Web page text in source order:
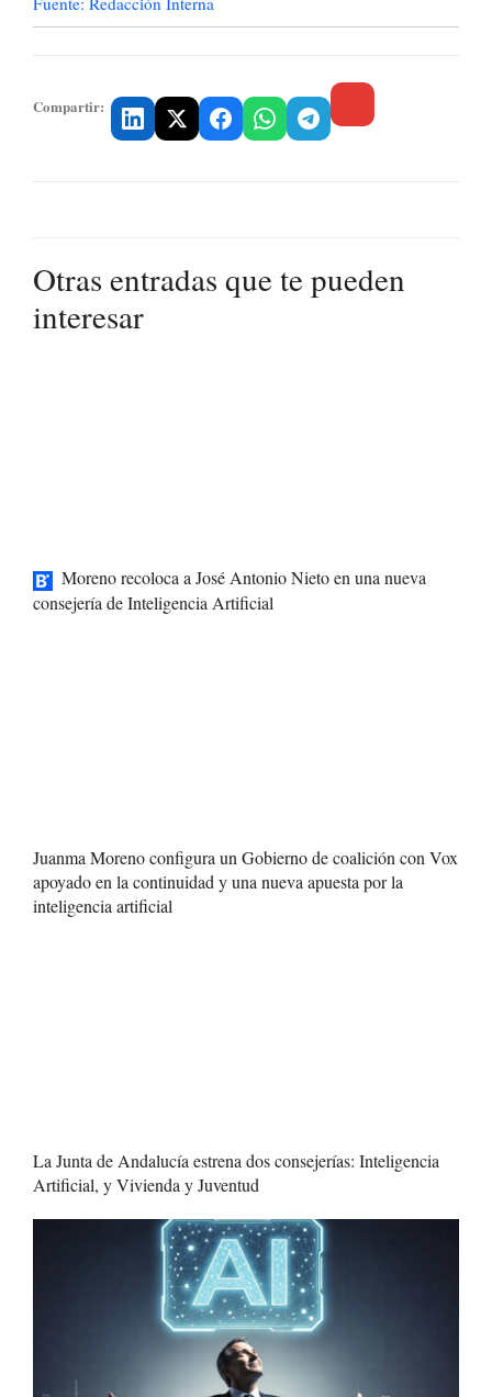
Compartir:
Otras entradas que te pueden
interesar
Moreno recoloca a José Antonio Nieto en una nueva
consejería de Inteligencia Artificial
Juanma Moreno configura un Gobierno de coalición con Vox
apoyado en la continuidad y una nueva apuesta por la
inteligencia artificial
La Junta de Andalucía estrena dos consejerías: Inteligencia
Artificial, y Vivienda y Juventud